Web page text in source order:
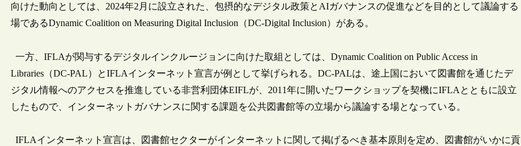
向けた動向としては、2024年2月に設立された、包摂的なデジタル政策とAIガバナンスの促進などを目的として議論する
場であるDynamic Coalition on Measuring Digital Inclusion（DC-Digital Inclusion）がある。
一方、IFLAが関与するデジタルインクルージョンに向けた取組としては、Dynamic Coalition on Public Access in
Libraries（DC-PAL）とIFLAインターネット宣言が例として挙げられる。DC-PALは、途上国において図書館を通じたデ
ジタル情報へのアクセスを推進している非営利団体EIFLが、2011年に開いたワークショップを契機にIFLAとともに設立
したもので、インターネットガバナンスに関する課題を公共図書館等の立場から議論する場となっている。
IFLAインターネット宣言は、図書館セクターがインターネットに関して掲げるべき基本原則を定め、図書館がいかに貢